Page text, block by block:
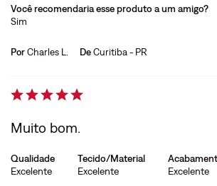
Você recomendaria esse produto a um amigo?
Sim
PorCharles L. DeCuritiba - PR
Muito bom.
Qualidade
Excelente
Tecido/Material
Excelente
Excelente